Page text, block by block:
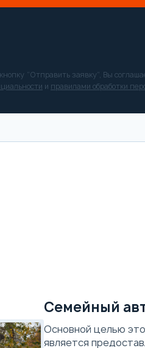
“Отправить заявку”, Вы
и правилами обработки
Семейный
Основной целью
является